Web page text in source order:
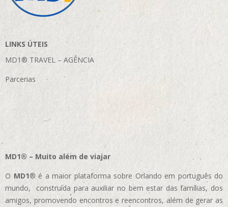
LINKS ÚTEIS
MD1® TRAVEL – AGÊNCIA
Parcerias
MD1® – Muito além de viajar
O MD1® é a maior plataforma sobre Orlando em português do
mundo, construída para auxiliar no bem estar das famílias, dos
amigos, promovendo encontros e reencontros, além de gerar as